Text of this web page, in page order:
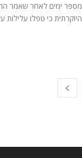
מספר ימים לאחר שאמר
היוקרתית כי טפלו